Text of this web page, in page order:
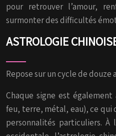
pour retrouver l’amour,
surmonter des difficultés
ASTROLOGIE
Repose sur un cycle de douze
Chaque signe est
feu, terre, métal, eau), ce qui
personnalités particuliers. À